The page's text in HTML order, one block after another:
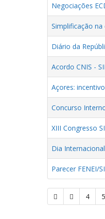
Negociações
Simplificação
Diário da
Acordo CNIS -
Açores:
Concurso
XIII Congresso
Dia
Parecer FENEI/
4
5